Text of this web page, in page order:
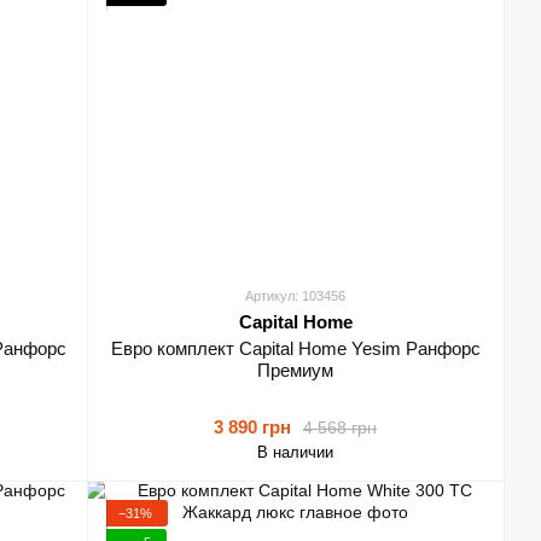
Артикул: 103456
Capital Home
Евро комплект Capital Home Yesim Ранфорс
Премиум
4 568 грн
3 890 грн
В наличии
−31%